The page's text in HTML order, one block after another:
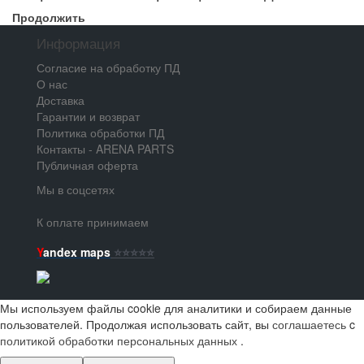
Продолжить
Информация
Согласие на обработку ПД
О нас
Доставка
Гарантии и возврат
Политика обработки ПД
Контакты - ARENA PARTS
Публичная оферта
Мы в соцсетях
К оплате принимаем
Yandex maps ⭐️⭐️⭐️⭐️⭐️
Мы используем файлы cookie для аналитики и собираем данные
пользователей. Продолжая использовать сайт, вы соглашаетесь c
политикой обработки персональных данных .